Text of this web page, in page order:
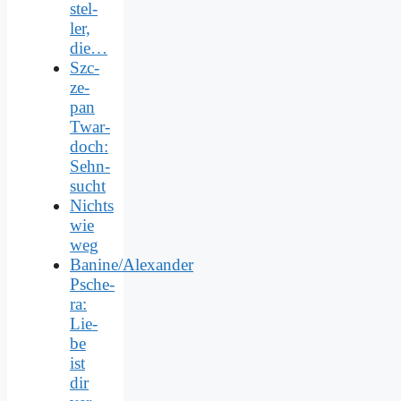
stel­
ler,
die…
Szc­
ze­
pan
Twar­
doch:
Sehn­
sucht
Nichts
wie
weg
Banine/Alexander
Psche­
ra:
Lie­
be
ist
dir